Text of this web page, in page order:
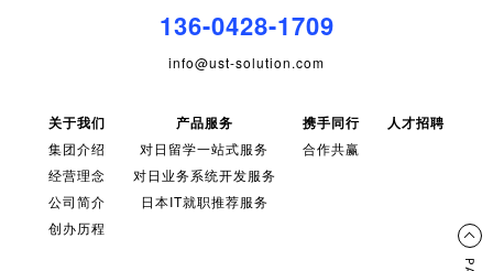
136-0428-1709
info@ust-solution.com
关于我们
集团介绍
经营理念
公司简介
创办历程
产品服务
对日留学一站式服务
对日业务系统开发服务
日本IT就职推荐服务
携手同行
合作共赢
人才招聘